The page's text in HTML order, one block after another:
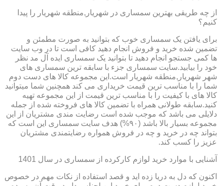
از چه طریقی بهترین سمساری در شهریار,منطقه شهریار را پیدا
کنیم؟
برای یافتن یک سمساری خوب که بتوانید به صورت مطمئن و
تضمین شده خرید و فروش انجام دهید کافی است تا در وب سایت
ها کمی جستجو انجام دهید تا بتوانید یک سمساری ایده آل مد نظر
خود را بیابید.سایت سمساری جزء با سابقه ترین سمساری های
شهر شهریار,منطقه شهریار است.این مجموعه کالا های دست دوم
شما را با مناسب ترین قیمت خریداری می کند همچنین شما میتوانید
کالا های با کیفیت را با مناسب ترین قیمت از این مجموعه تهیه
کنید.سابقه طولانی همراه با تضمین کالا های فروخته شده از جمله
دلایلی می باشد که موجب شده است رضایت مندی مشتریان از این
مجموعه بسیار بالا باشد (۹۰%) هدف سایت سمساری این است که
بتواند چه در خرید و چه در فروش همواره رضایتمندی مشتریان
عزیز را کسب کند.
آشنایی با موارد خرید لوازم کارکرده از سمساری در سال 1401
اکنون که دل به دریا زده اید و قصد استفاده از نکات مهم در خصوص